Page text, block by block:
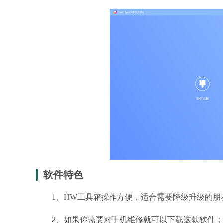
软件特色
1、HW工具箱操作方便，适合需要降级升级的朋
2、如果你需要对手机维修就可以下载这款软件；